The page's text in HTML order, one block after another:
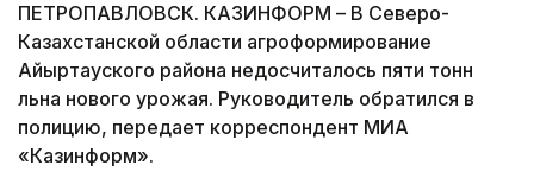
ПЕТРОПАВЛОВСК. КАЗИНФОРМ – В Северо-
Казахстанской области агроформирование
Айыртауского района недосчиталось пяти тонн
льна нового урожая. Руководитель обратился в
полицию, передает корреспондент МИА
«Казинформ».